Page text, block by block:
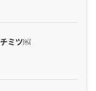
チミツ￼